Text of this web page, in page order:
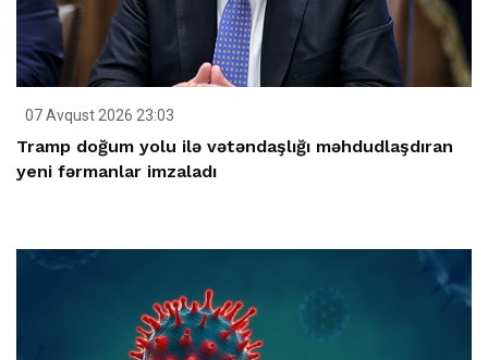
07 Avqust 2026 23:03
Tramp doğum yolu ilə vətəndaşlığı məhdudlaşdıran
yeni fərmanlar imzaladı